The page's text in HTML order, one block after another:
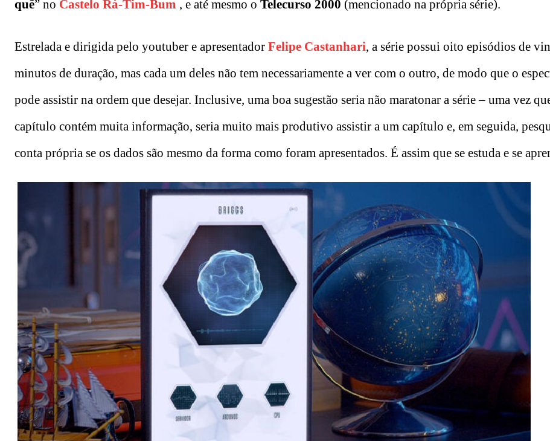
quê” no Castelo Rá-Tim-Bum , e até mesmo o Telecurso 2000 (mencionado na própria série).
Estrelada e dirigida pelo youtuber e apresentador Felipe Castanhari, a série possui oito episódios de
minutos de duração, mas cada um deles não tem necessariamente a ver com o outro, de modo que o
pode assistir na ordem que desejar. Inclusive, uma boa sugestão seria não maratonar a série – uma vez
capítulo contém muita informação, seria muito mais produtivo assistir a um capítulo e, em seguida,
conta própria se os dados são mesmo da forma como foram apresentados. É assim que se estuda e se